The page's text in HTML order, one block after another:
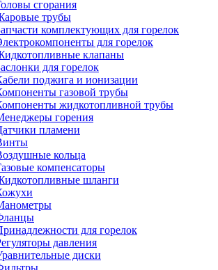
сгорания
трубы
комплектующих для горелок
для горелок
клапаны
для горелок
поджига и ионизации
газовой трубы
жидкотопливной трубы
горения
пламени
кольца
компенсаторы
шланги
для горелок
давления
диски